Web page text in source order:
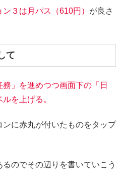
ン３は月パス（610円） が良さ
て
」を進めつつ画面下の「日
を上げる。
に赤丸が付いたものをタップ
のでその辺りを書いていこう